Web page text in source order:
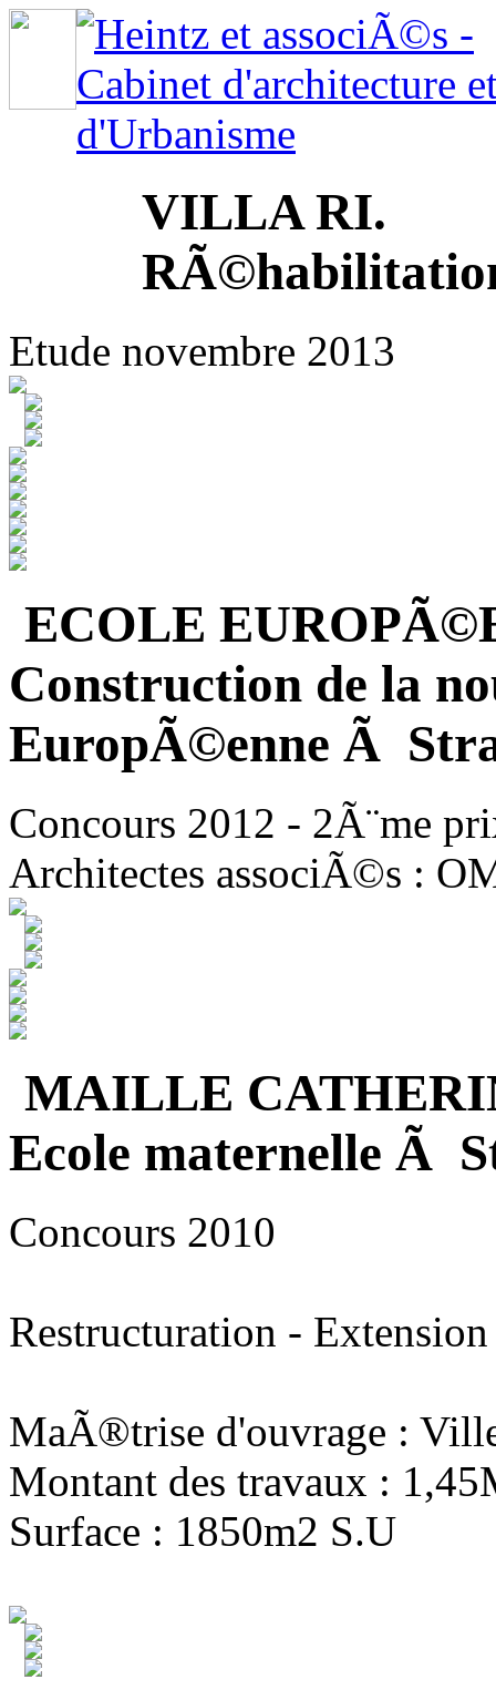
VILLA RI.
Etude novembre 2013
ECOLE
Construction de la
EuropÃ©enne Ã
Concours 2012 - 2Ã¨me
Architectes associÃ©s :
MAILLE
Ecole maternelle Ã
Concours 2010
Restructuration - Extension
MaÃ®trise d'ouvrage :
Montant des travaux :
Surface : 1850m2 S.U